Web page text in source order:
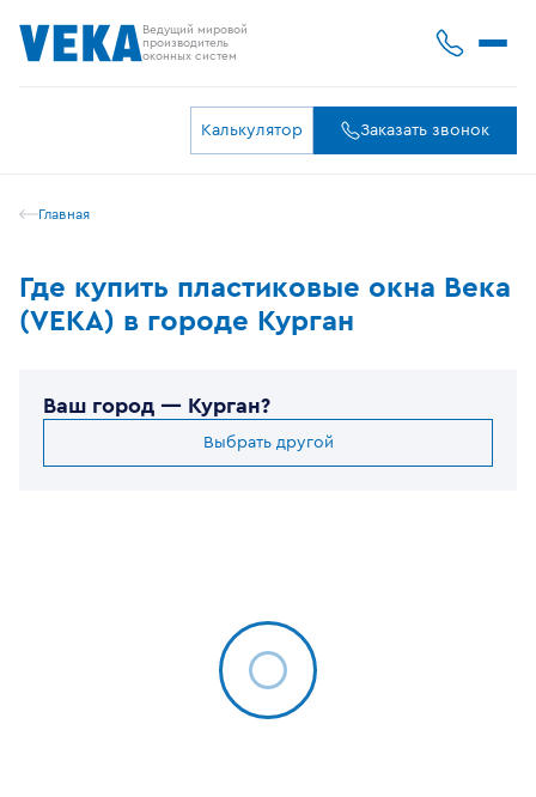
Ведущий мировой
производитель
оконных систем
Калькулятор Заказать звонок
Главная
Где купить пластиковые окна Века
(VEKA) в городе Курган
Ваш город — Курган?
Выбрать другой